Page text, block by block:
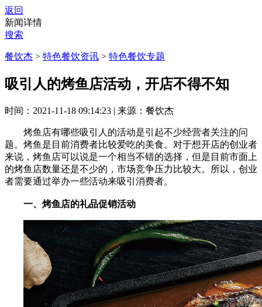
返回
新闻详情
搜索
餐饮杰 > 特色餐饮资讯 > 特色餐饮专题
吸引人的烤鱼店活动，开店不得不知
时间：2021-11-18 09:14:23 | 来源：餐饮杰
烤鱼店有哪些吸引人的活动是引起不少经营者关注的问
题。烤鱼是目前消费者比较爱吃的美食。对于想开店的创业者
来说，烤鱼店可以说是一个相当不错的选择，但是目前市面上
的烤鱼店数量还是不少的，市场竞争压力比较大。所以，创业
者需要通过举办一些活动来吸引消费者。
一、烤鱼店的礼品促销活动